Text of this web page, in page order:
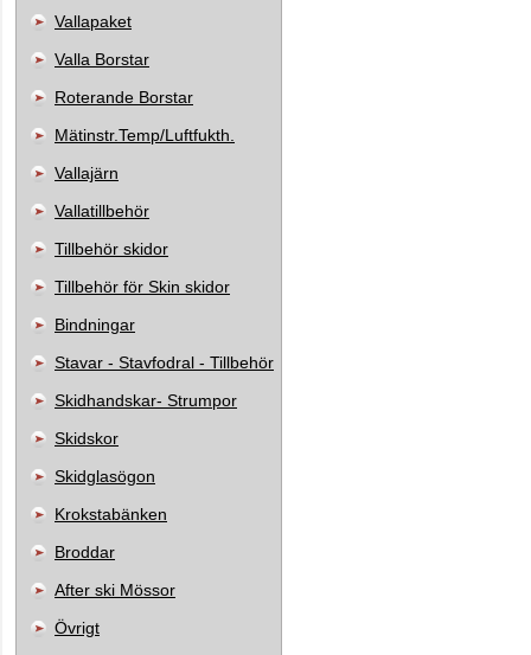
Vallapaket
Valla Borstar
Roterande Borstar
Mätinstr.Temp/Luftfukth.
Vallajärn
Vallatillbehör
Tillbehör skidor
Tillbehör för Skin skidor
Bindningar
Stavar - Stavfodral - Tillbehör
Skidhandskar- Strumpor
Skidskor
Skidglasögon
Krokstabänken
Broddar
After ski Mössor
Övrigt